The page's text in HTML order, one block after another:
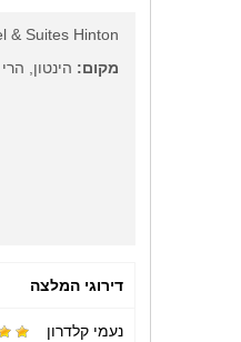
& Suites Hinton
מקום: הינטון,
דירוגי המלצה
נעמי קלדרון